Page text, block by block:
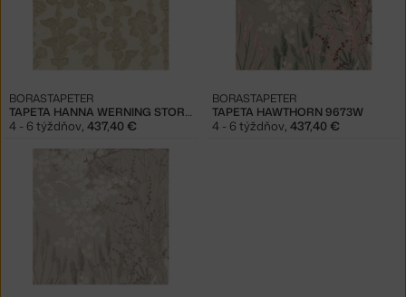
TAPETA HANNA WERNING STORFLAX 9663W
BORASTAPETER
4 - 6 týždňov, 437,40 €
TAPETA HAWTHORN 9673W
BORASTAPETER
4 - 6 týždňov, 437,40 €